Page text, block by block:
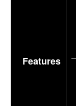
Features